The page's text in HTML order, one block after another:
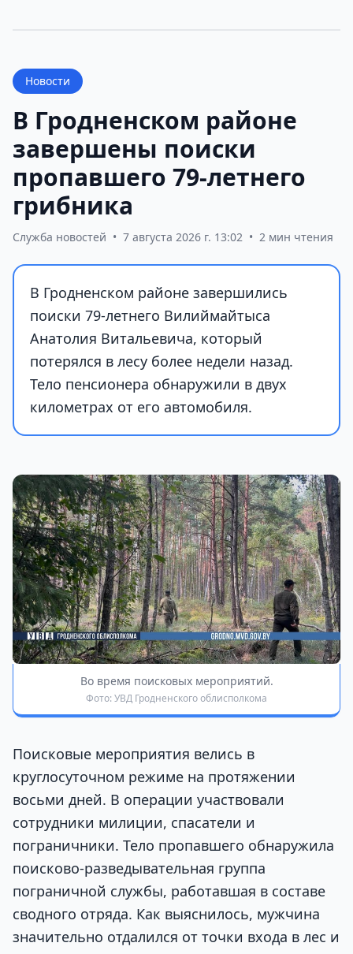
Новости
В Гродненском районе
завершены поиски
пропавшего 79-летнего
грибника
Служба новостей • 7 августа 2026 г. 13:02 • 2 мин чтения
В Гродненском районе завершились
поиски 79-летнего Вилиймайтыса
Анатолия Витальевича, который
потерялся в лесу более недели назад.
Тело пенсионера обнаружили в двух
километрах от его автомобиля.
Во время поисковых мероприятий.
Фото: УВД Гродненского облисполкома
Поисковые мероприятия велись в
круглосуточном режиме на протяжении
восьми дней. В операции участвовали
сотрудники милиции, спасатели и
пограничники. Тело пропавшего обнаружила
поисково-разведывательная группа
пограничной службы, работавшая в составе
сводного отряда. Как выяснилось, мужчина
значительно отдалился от точки входа в лес и